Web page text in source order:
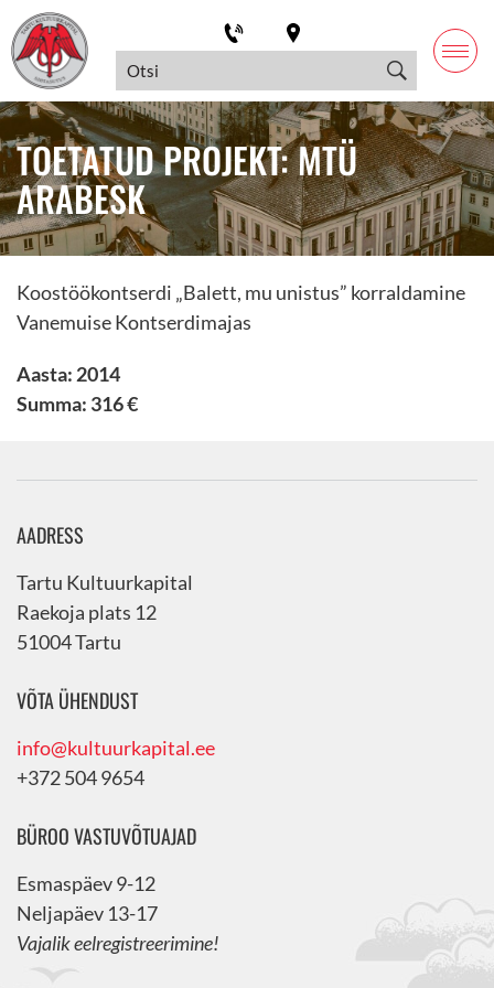
TOETATUD PROJEKT: MTÜ
ARABESK
Koostöökontserdi „Balett, mu unistus” korraldamine
Vanemuise Kontserdimajas
Aasta: 2014
Summa: 316 €
AADRESS
Tartu Kultuurkapital
Raekoja plats 12
51004 Tartu
VÕTA ÜHENDUST
info@kultuurkapital.ee
+372 504 9654
BÜROO VASTUVÕTUAJAD
Esmaspäev 9-12
Neljapäev 13-17
Vajalik eelregistreerimine!